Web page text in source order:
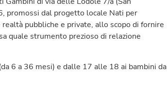
promossi dal progetto locale Nati per
pubbliche e private, allo scopo di fornire
quale strumento prezioso di relazione
6 a 36 mesi) e dalle 17 alle 18 ai bambini da